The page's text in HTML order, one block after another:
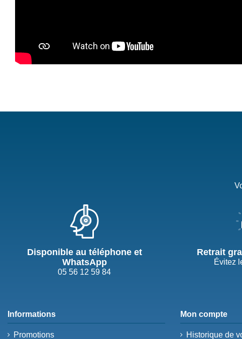
Disponible au téléphone et
WhatsApp
05 56 12 59 84
Retrait
Évitez
Informations
Promotions
Mon compte
Historique de